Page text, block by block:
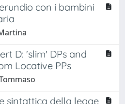
con i bambini
D: 'slim' DPs and
Locative PPs
sintattica della legge